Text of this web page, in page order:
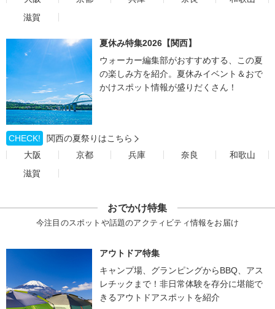
滋賀
夏休み特集2026【関西】
ウォーカー編集部がおすすめする、この夏
の楽しみ方を紹介。夏休みイベント＆おで
かけスポット情報が盛りだくさん！
CHECK!
関西の夏祭りはこちら
大阪
京都 兵庫 奈良
和歌山
滋賀
おでかけ特集
今注目のスポットや話題のアクティビティ情報をお届け
アウトドア特集
キャンプ場、グランピングからBBQ、アス
レチックまで！非日常体験を存分に堪能で
きるアウトドアスポットを紹介